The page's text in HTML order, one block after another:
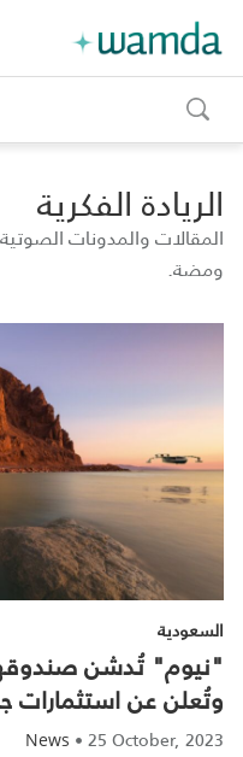
toggle
search
الريادة الفكرية
المقالات والمدونات
ومضة.
السعودية
وتُعلن عن استثمارات
News •25 October, 2023